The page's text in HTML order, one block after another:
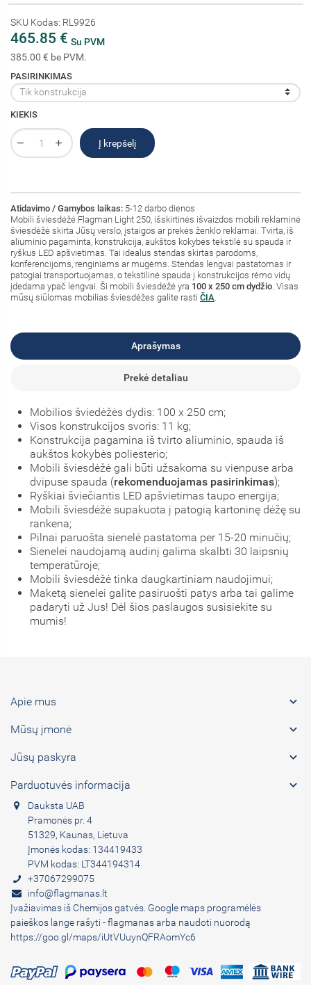
SKU Kodas: RL9926
465.85 € Su PVM
385.00 € be PVM.
PASIRINKIMAS
KIEKIS
Į krepšelį
Atidavimo / Gamybos laikas: 5-12 darbo dienos
Mobili šviesdėžė Flagman Light 250, išskirtinės išvaizdos mobili reklaminė
šviesdėžė skirta Jūsų verslo, įstaigos ar prekės ženklo reklamai. Tvirta, iš
aliuminio pagaminta, konstrukcija, aukštos kokybės tekstilė su spauda ir
ryškus LED apšvietimas. Tai idealus stendas skirtas parodoms,
konferencijoms, renginiams ar mugėms. Stendas lengvai pastatomas ir
patogiai transportuojamas, o tekstilinė spauda į konstrukcijos rėmo vidų
įdedama ypač lengvai. Ši mobili šviesdėžė yra 100 x 250 cm dydžio. Visas
mūsų siūlomas mobilias šviesdėžes galite rasti ČIA.
Aprašymas
Prekė detaliau
Mobilios šviedėžės dydis: 100 x 250 cm;
Visos konstrukcijos svoris: 11 kg;
Konstrukcija pagamina iš tvirto aliuminio, spauda iš
aukštos kokybės poliesterio;
Mobili šviesdėžė gali būti užsakoma su vienpuse arba
dvipuse spauda (rekomenduojamas pasirinkimas);
Ryškiai šviečiantis LED apšvietimas taupo energija;
Mobili šviesdėžė supakuota į patogią kartoninę dėžę su
rankena;
Pilnai paruošta sienelė pastatoma per 15-20 minučių;
Sienelei naudojamą audinį galima skalbti 30 laipsnių
temperatūroje;
Mobili šviesdėžė tinka daugkartiniam naudojimui;
Maketą sienelei galite pasiruošti patys arba tai galime
padaryti už Jus! Dėl šios paslaugos susisiekite su
mumis!
Apie mus 
Mūsų įmonė 
Jūsų paskyra 
Parduotuvės informacija 
Dauksta UAB
Pramonės pr. 4
51329, Kaunas, Lietuva
Įmonės kodas: 134419433
PVM kodas: LT344194314
+37067299075
info@flagmanas.lt
Įvažiavimas iš Chemijos gatvės. Google maps programėlės
paieškos lange rašyti - flagmanas arba naudoti nuorodą
https://goo.gl/maps/iUtVUuynQFRAomYc6